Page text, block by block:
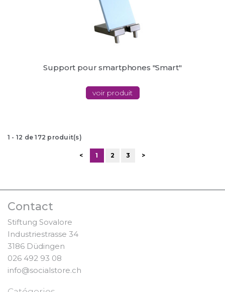
Support pour smartphones "Smart"
voir produit
1 - 12 de 172 produit(s)
< 1 2 3 >
Contact
Stiftung Sovalore
Industriestrasse 34
3186 Düdingen
026 492 93 08
info@socialstore.ch